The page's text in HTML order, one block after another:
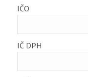
IČO
IČ DPH